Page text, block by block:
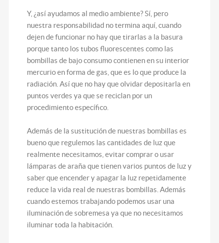
Y, ¿así ayudamos al medio ambiente? Sí, pero
nuestra responsabilidad no termina aquí, cuando
dejen de funcionar no hay que tirarlas a la basura
porque tanto los tubos fluorescentes como las
bombillas de bajo consumo contienen en su interior
mercurio en forma de gas, que es lo que produce la
radiación. Así que no hay que olvidar depositarla en
puntos verdes ya que se reciclan por un
procedimiento específico.
Además de la sustitución de nuestras bombillas es
bueno que regulemos las cantidades de luz que
realmente necesitamos, evitar comprar o usar
lámparas de araña que tienen varios puntos de luz y
saber que encender y apagar la luz repetidamente
reduce la vida real de nuestras bombillas. Además
cuando estemos trabajando podemos usar una
iluminación de sobremesa ya que no necesitamos
iluminar toda la habitación.